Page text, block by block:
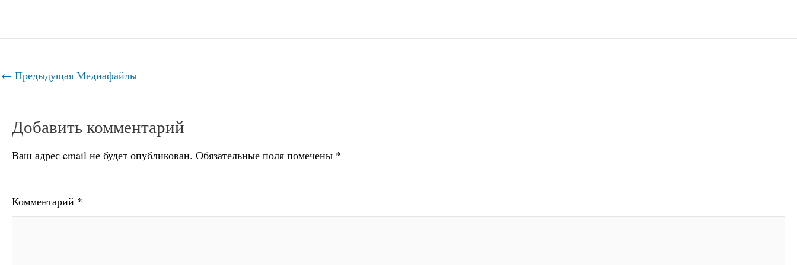
← Предыдущая Медиафайлы
Добавить комментарий
Ваш адрес email не будет опубликован. Обязательные поля помечены *
Комментарий *